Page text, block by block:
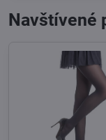
Navštívené